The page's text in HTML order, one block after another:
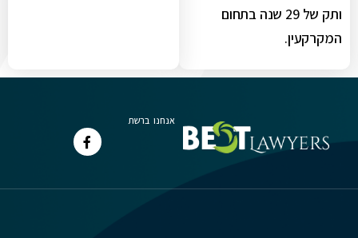
ותק של 29 שנה בתחום
המקרקעין.
אנחנו ברשת